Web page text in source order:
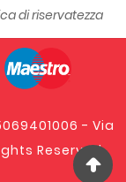
di riservatezza
- Via
Reserved.